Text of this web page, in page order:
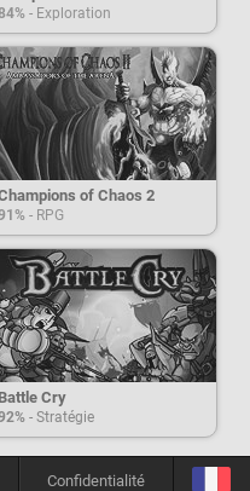
- Exploration
of Chaos 2
- RPG
Battle Cry
- Stratégie
Confidentialité